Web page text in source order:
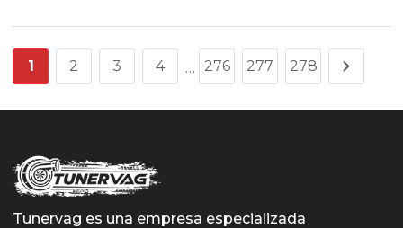
1 2 3 4 … 276 277 278
Tunervag es una empresa especializada